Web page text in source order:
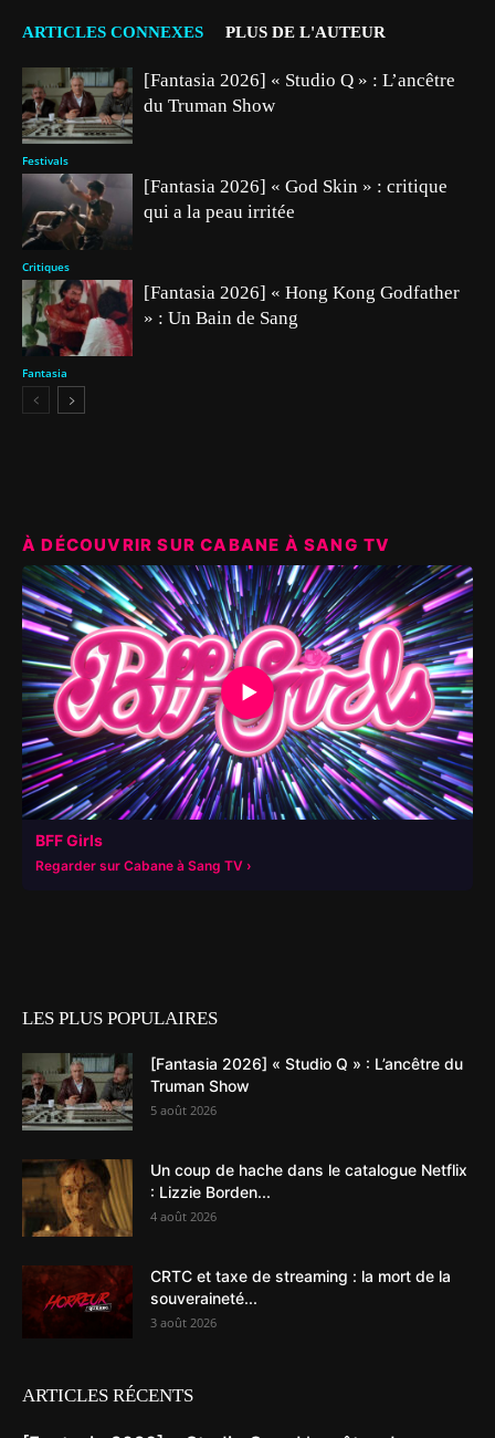
ARTICLES CONNEXES PLUS DE L'AUTEUR
Festivals
[Fantasia 2026] « Studio Q » : L’ancêtre
du Truman Show
Critiques
[Fantasia 2026] « God Skin » : critique
qui a la peau irritée
Fantasia
[Fantasia 2026] « Hong Kong Godfather
» : Un Bain de Sang
À DÉCOUVRIR SUR CABANE À SANG TV
▶
BFF Girls
Regarder sur Cabane à Sang TV
LES PLUS POPULAIRES
[Fantasia 2026] « Studio Q » : L’ancêtre du
Truman Show
5 août 2026
Un coup de hache dans le catalogue Netflix
: Lizzie Borden...
4 août 2026
CRTC et taxe de streaming : la mort de la
souveraineté...
3 août 2026
ARTICLES RÉCENTS